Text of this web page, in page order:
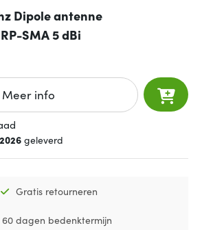
Dipole antenne
SMA 5 dBi
Meer info
geleverd
Gratis retourneren
60 dagen bedenktermijn